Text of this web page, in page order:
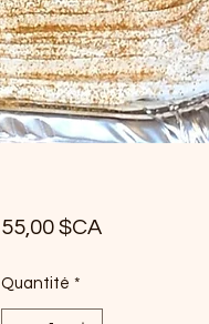
55,00 $CAPrix
Quantité *